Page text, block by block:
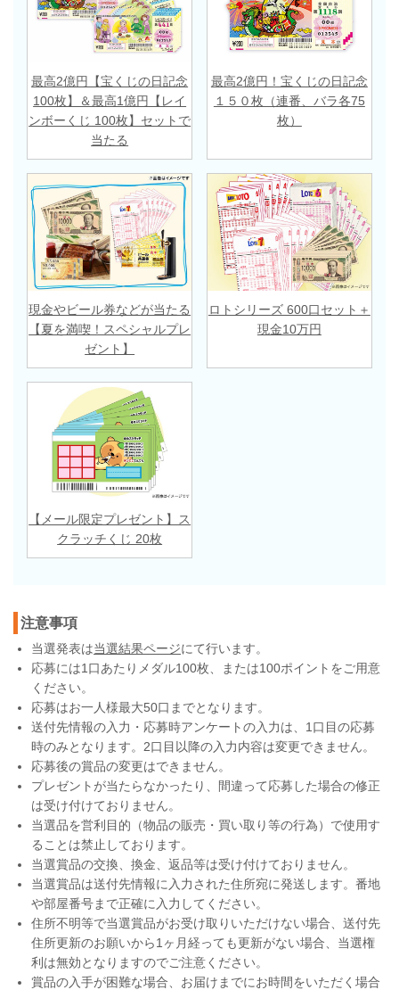
最高2億円【宝くじの日記念
100枚】＆最高1億円【レイ
ンボーくじ 100枚】セットで
当たる
最高2億円！宝くじの日記念
１５０枚（連番、バラ各75
枚）
現金やビール券などが当たる
【夏を満喫！スペシャルプレ
ゼント】
ロトシリーズ 600口セット＋
現金10万円
【メール限定プレゼント】ス
クラッチくじ 20枚
注意事項
当選発表は当選結果ページにて行います。
応募には1口あたりメダル100枚、または100ポイントをご用意
ください。
応募はお一人様最大50口までとなります。
送付先情報の入力・応募時アンケートの入力は、1口目の応募
時のみとなります。2口目以降の入力内容は変更できません。
応募後の賞品の変更はできません。
プレゼントが当たらなかったり、間違って応募した場合の修正
は受け付けておりません。
当選品を営利目的（物品の販売・買い取り等の行為）で使用す
ることは禁止しております。
当選賞品の交換、換金、返品等は受け付けておりません。
当選賞品は送付先情報に入力された住所宛に発送します。番地
や部屋番号まで正確に入力してください。
住所不明等で当選賞品がお受け取りいただけない場合、送付先
住所更新のお願いから1ヶ月経っても更新がない場合、当選権
利は無効となりますのでご注意ください。
賞品の入手が困難な場合、お届けまでにお時間をいただく場合